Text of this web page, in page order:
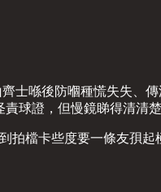
士喺後防嗰種慌失失、
球證，但慢鏡睇得清清
檔卡些度要一條友孭